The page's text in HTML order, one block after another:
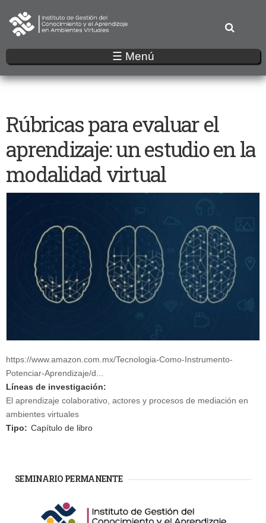
al
contenido
principal
☰ Menú
Rúbricas para evaluar el
aprendizaje: un estudio en la
modalidad virtual
https://www.amazon.com.mx/Tecnologia-Como-Instrumento-
Potenciar-Aprendizaje/d...
Líneas de investigación:
El aprendizaje colaborativo, actores y procesos de mediación en
ambientes virtuales
Tipo: Capítulo de libro
SEMINARIO PERMANENTE